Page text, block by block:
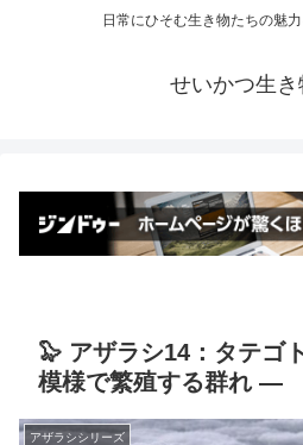
日常にひそむ生き物たちの魅力
せいかつ生
🦭 アザラシ14：タテゴ
模様で繁殖する群れ ―
アザラシシリーズ